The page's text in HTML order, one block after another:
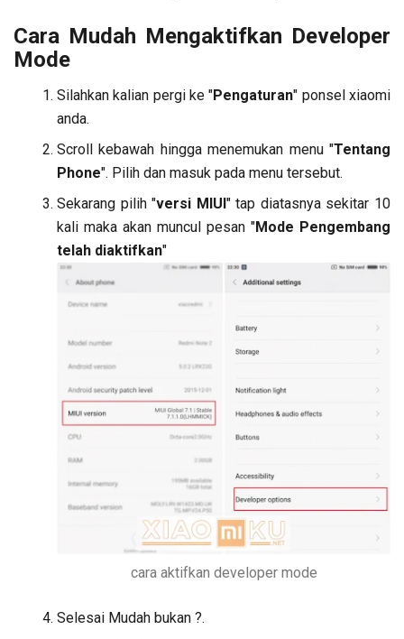
Cara Mudah Mengaktifkan Developer
Mode
Silahkan kalian pergi ke "Pengaturan" ponsel xiaomi
anda.
Scroll kebawah hingga menemukan menu "Tentang
Phone". Pilih dan masuk pada menu tersebut.
Sekarang pilih "versi MIUI " tap diatasnya sekitar 10
kali maka akan muncul pesan "Mode Pengembang
telah diaktifkan"
cara aktifkan developer mode
Selesai Mudah bukan ?.